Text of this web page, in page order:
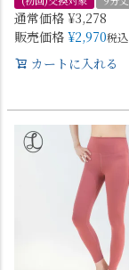
通常価格 ¥3,278
販売価格 ¥2,970税込
カートに入れる